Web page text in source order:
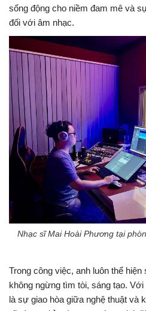
sống động cho niềm đam mê và
đối với âm nhạc.
Nhạc sĩ Mai Hoài Phương tại
Trong công việc, anh luôn thể
không ngừng tìm tòi, sáng tạo.
là sự giao hòa giữa nghệ thuật và